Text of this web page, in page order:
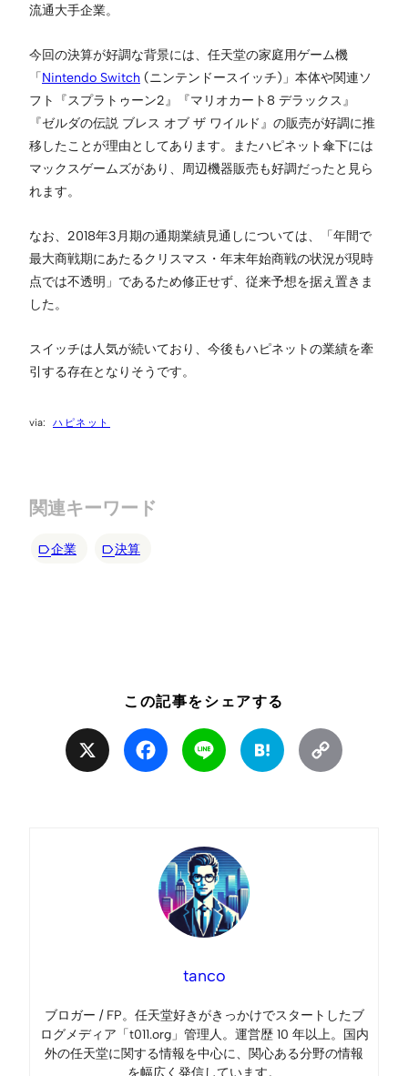
流通大手企業。
今回の決算が好調な背景には、任天堂の家庭用ゲーム機
「Nintendo Switch (ニンテンドースイッチ)」本体や関連ソ
フト『スプラトゥーン2』『マリオカート8 デラックス』
『ゼルダの伝説 ブレス オブ ザ ワイルド』の販売が好調に推
移したことが理由としてあります。またハピネット傘下には
マックスゲームズがあり、周辺機器販売も好調だったと見ら
れます。
なお、2018年3月期の通期業績見通しについては、「年間で
最大商戦期にあたるクリスマス・年末年始商戦の状況が現時
点では不透明」であるため修正せず、従来予想を据え置きま
した。
スイッチは人気が続いており、今後もハピネットの業績を牽
引する存在となりそうです。
ハピネット
関連キーワード
企業 決算
この記事をシェアする
Facebook Line Hatena
tanco
ブロガー / FP。任天堂好きがきっかけでスタートしたブ
ログメディア「t011.org」管理人。運営歴 10 年以上。国内
外の任天堂に関する情報を中心に、関心ある分野の情報